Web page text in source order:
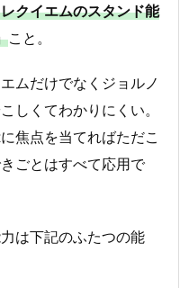
クイエムのスタンド能
こと。
ムだけでなくジョルノ
しくてわかりにくい。
焦点を当てればただこ
ごとはすべて応用で
は下記のふたつの能